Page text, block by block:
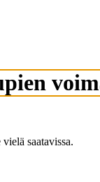
saatavissa.